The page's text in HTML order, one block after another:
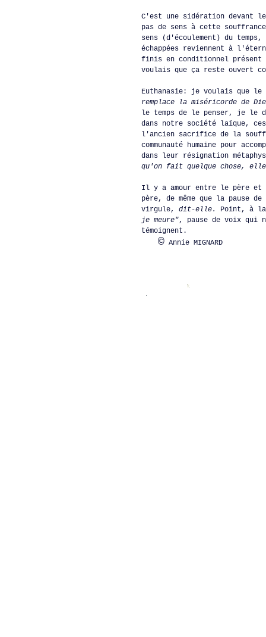
C'est une sidération
pas de sens à cette
sens (d'écoulement) du
échappées reviennent à
finis en conditionnel présent
voulais que ça reste ouvert
Euthanasie: je voulais que
remplace la miséricorde de
le temps de le penser, je le
dans notre société laïque,
l'ancien sacrifice de la
communauté humaine pour
dans leur résignation
qu'on fait quelque chose,
Il y a amour entre le père
père, de même que la
virgule,
dit-elle.
Point, à
je meure", pause de voix qui
témoignent.
© Annie MIGNARD